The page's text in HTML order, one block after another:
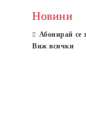
Новини
Абонирай се
Виж всички